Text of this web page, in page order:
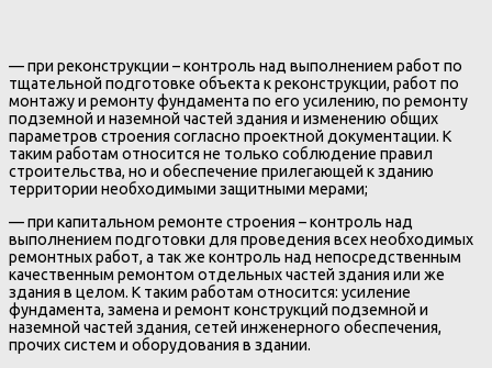
— при реконструкции – контроль над выполнением работ по
тщательной подготовке объекта к реконструкции, работ по
монтажу и ремонту фундамента по его усилению, по ремонту
подземной и наземной частей здания и изменению общих
параметров строения согласно проектной документации. К
таким работам относится не только соблюдение правил
строительства, но и обеспечение прилегающей к зданию
территории необходимыми защитными мерами;
— при капитальном ремонте строения – контроль над
выполнением подготовки для проведения всех необходимых
ремонтных работ, а так же контроль над непосредственным
качественным ремонтом отдельных частей здания или же
здания в целом. К таким работам относится: усиление
фундамента, замена и ремонт конструкций подземной и
наземной частей здания, сетей инженерного обеспечения,
прочих систем и оборудования в здании.